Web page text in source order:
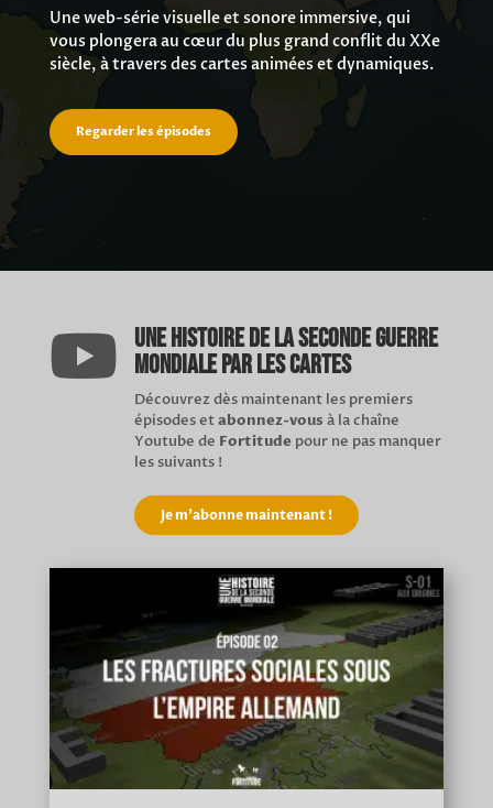
Une web-série visuelle et sonore immersive, qui
vous plongera au cœur du plus grand conflit du XXe
siècle, à travers des cartes animées et dynamiques.
Regarder les épisodes
 Une Histoire de la Seconde Guerre
mondiale par les cartes
Découvrez dès maintenant les premiers
épisodes etabonnez-vous à la chaîne
Youtube de Fortitude pour ne pas manquer
les suivants !
Je m'abonne maintenant !